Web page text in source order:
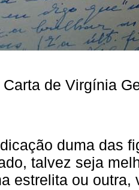
Carta de Virgínia
duma das
talvez seja
estrelita ou outra,